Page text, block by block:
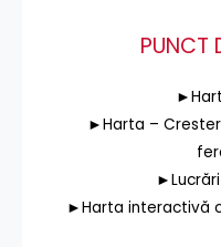
PUNCT
►Harta –
►Harta interactivă